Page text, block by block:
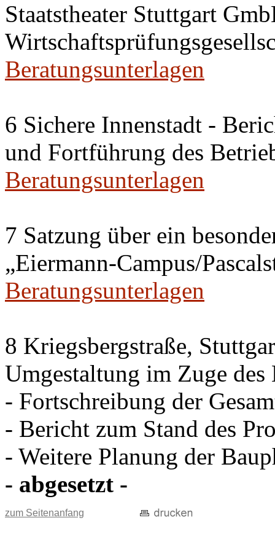
Staatstheater Stuttgart
Beratungsunterlagen
6 Sichere Innenstadt -
und Fortführung des
Beratungsunterlagen
7 Satzung über ein
„Eiermann-Campus/
Beratungsunterlagen
8 Kriegsbergstraße,
Umgestaltung im Zuge
- Fortschreibung der
- Bericht zum Stand des
- Weitere Planung der
- abgesetzt -
zum Seitenanfang